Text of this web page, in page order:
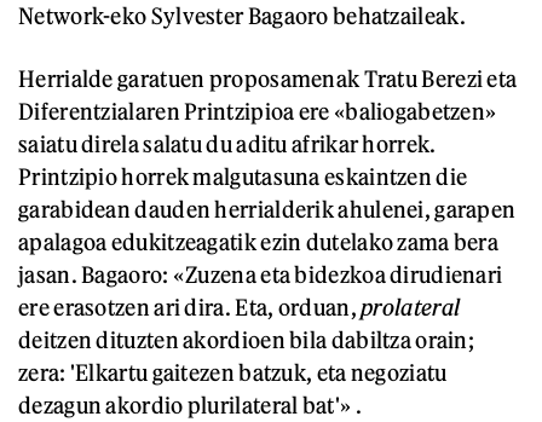
Network-eko Sylvester Bagaoro behatzaileak.
Herrialde garatuen proposamenak Tratu Berezi eta
Diferentzialaren Printzipioa ere «baliogabetzen»
saiatu direla salatu du aditu afrikar horrek.
Printzipio horrek malgutasuna eskaintzen die
garabidean dauden herrialderik ahulenei, garapen
apalagoa edukitzeagatik ezin dutelako zama bera
jasan. Bagaoro: «Zuzena eta bidezkoa dirudienari
ere erasotzen ari dira. Eta, orduan,prolateral
deitzen dituzten akordioen bila dabiltza orain;
zera: 'Elkartu gaitezen batzuk, eta negoziatu
dezagun akordio plurilateral bat'» .